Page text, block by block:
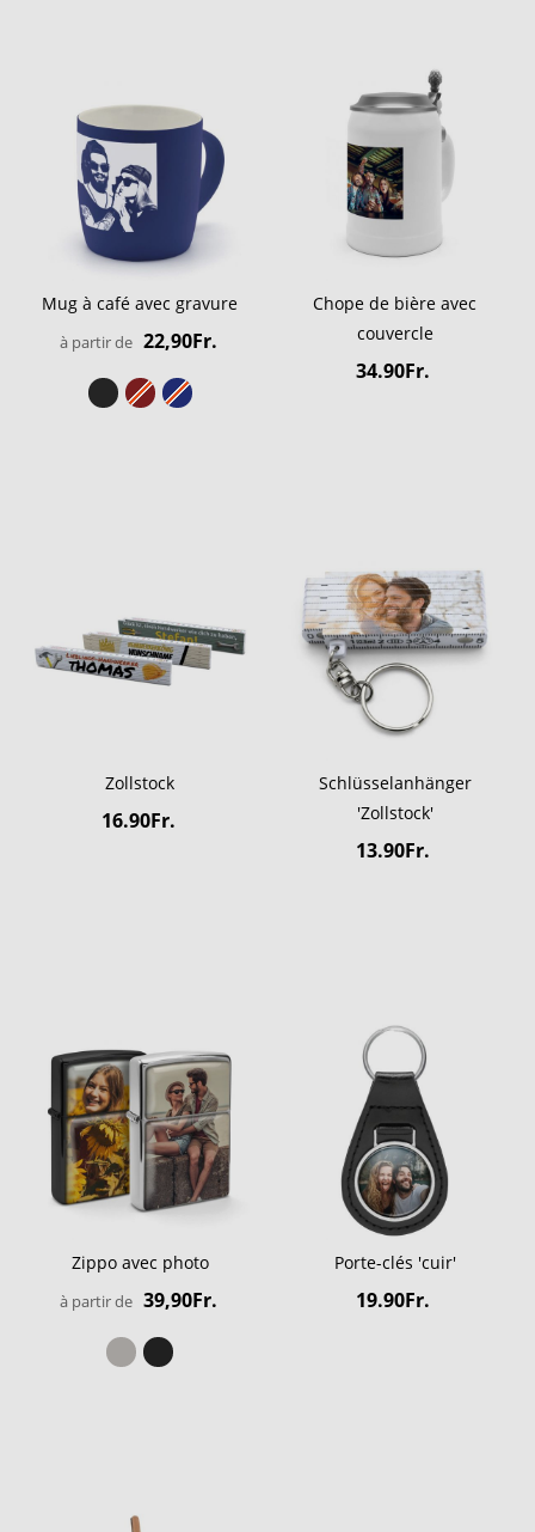
Mug à café avec gravure
à partir de 22,90Fr.
Chope de bière avec
couvercle
34.90Fr.
Zollstock
16.90Fr.
Schlüsselanhänger
'Zollstock'
13.90Fr.
Zippo avec photo
à partir de 39,90Fr.
Porte-clés 'cuir'
19.90Fr.